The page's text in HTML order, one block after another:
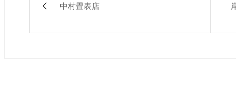
中村畳表店